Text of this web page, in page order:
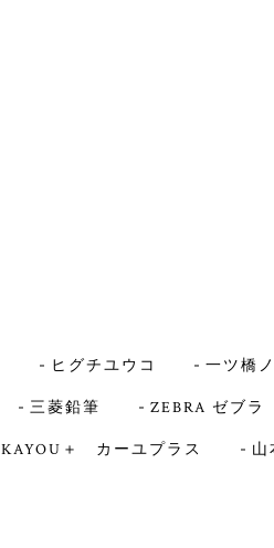
ヒグチユウコ 一ツ橋
三菱鉛筆 ZEBRA ゼブラ
KAYOU＋ カーユプラス 山